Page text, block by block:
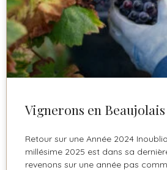
Vignerons en Beaujolais
Retour sur une Année 2024
millésime 2025 est dans sa
revenons sur une année pas